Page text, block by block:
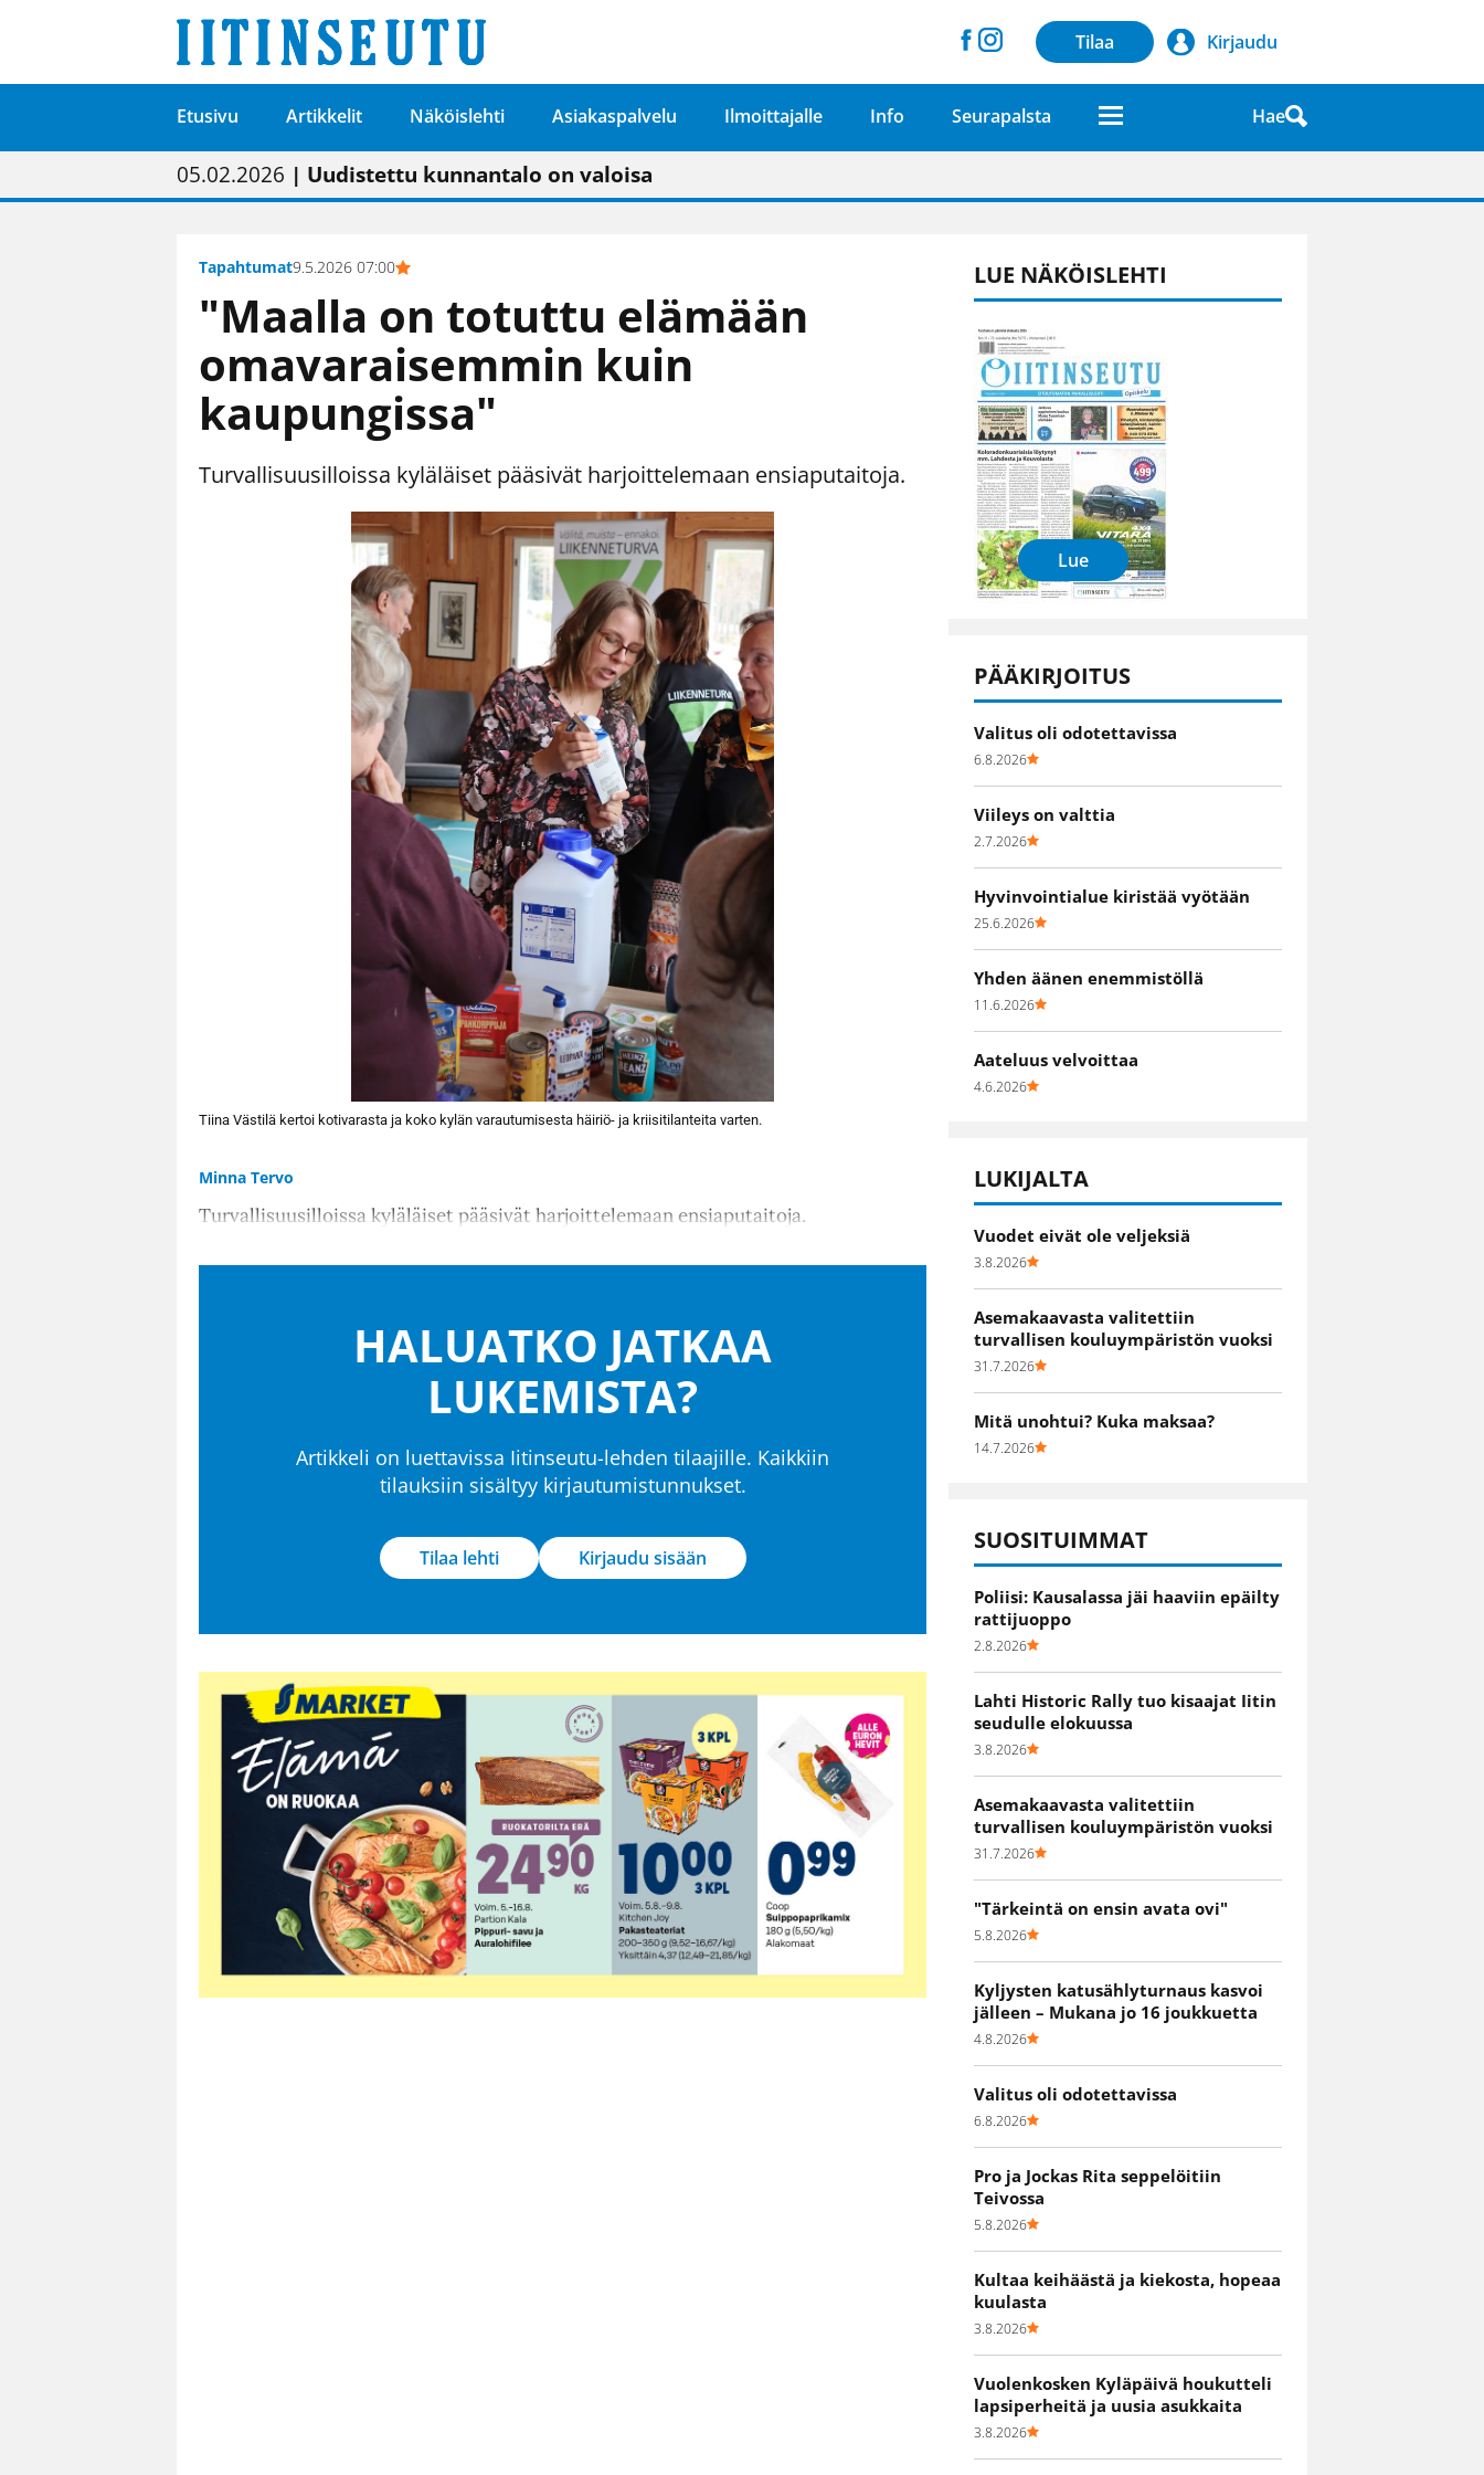
Tilaa Kirjaudu
Etusivu Artikkelit Näköislehti Asiakaspalvelu Ilmoittajalle Info Seurapalsta Hae
01.02.2026 | Painon vaihtumisen pitäisi näkyä hieman parempana painojäljen laatuna lehdessä
05.02.2026 | Uudistettu kunnantalo on valoisa
23.04.2026 | “Olemme käynnistämässä uudelleen keskustavisiotyön”
09.05.2026| "Maalla on totuttu elämään omavaraisemmin kuin kaupungissa"
Tapahtumat9.5.2026 07:00
"Maalla on totuttu elämään
omavaraisemmin kuin
kaupungissa"
Turvallisuusilloissa kyläläiset pääsivät harjoittelemaan ensiaputaitoja.
Tiina Västilä kertoi kotivarasta ja koko kylän varautumisesta häiriö- ja kriisitilanteita varten.
Minna Tervo
Turvallisuusilloissa kyläläiset pääsivät harjoittelemaan ensiaputaitoja.
HALUATKO JATKAA
LUKEMISTA?
Artikkeli on luettavissa Iitinseutu-lehden tilaajille. Kaikkiin
tilauksiin sisältyy kirjautumistunnukset.
Tilaa lehti Kirjaudu sisään
LUE NÄKÖISLEHTI
Lue
PÄÄKIRJOITUS
Valitus oli odotettavissa
6.8.2026
Viileys on valttia
2.7.2026
Hyvinvointialue kiristää vyötään
25.6.2026
Yhden äänen enemmistöllä
11.6.2026
Aateluus velvoittaa
4.6.2026
LUKIJALTA
Vuodet eivät ole veljeksiä
3.8.2026
Asemakaavasta valitettiin
turvallisen kouluympäristön vuoksi
31.7.2026
Mitä unohtui? Kuka maksaa?
14.7.2026
SUOSITUIMMAT
Poliisi: Kausalassa jäi haaviin epäilty
rattijuoppo
2.8.2026
Lahti Historic Rally tuo kisaajat Iitin
seudulle elokuussa
3.8.2026
Asemakaavasta valitettiin
turvallisen kouluympäristön vuoksi
31.7.2026
"Tärkeintä on ensin avata ovi"
5.8.2026
Kyljysten katusählyturnaus kasvoi
jälleen – Mukana jo 16 joukkuetta
4.8.2026
Valitus oli odotettavissa
6.8.2026
Pro ja Jockas Rita seppelöitiin
Teivossa
5.8.2026
Kultaa keihäästä ja kiekosta, hopeaa
kuulasta
3.8.2026
Vuolenkosken Kyläpäivä houkutteli
lapsiperheitä ja uusia asukkaita
3.8.2026